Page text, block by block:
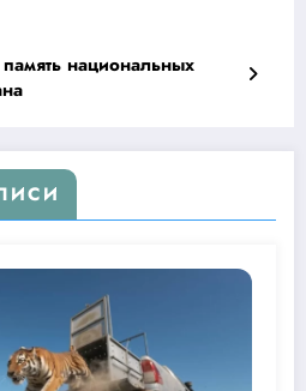
национальных